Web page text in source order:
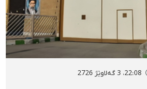
22:08، 3 گەلاوێژ 2726